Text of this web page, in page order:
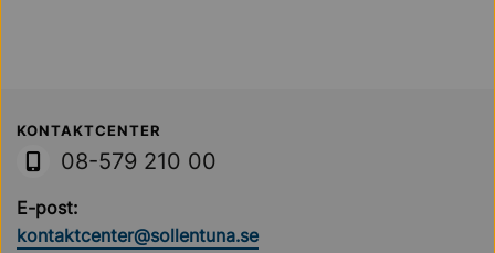
Sollentuna Kommun
KONTAKTCENTER
08-579 210 00
E-post:
kontaktcenter@sollentuna.se